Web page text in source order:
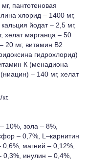
пантотеновая
хлорид – 1400 мг,
йодат – 2,5 мг,
хелат марганца – 50
20 мг, витамин В2
гидрохлорид)
К (менадиона
– 140 мг, хелат
10%, зола – 8%,
– 0,7%, L–карнитин
магний – 0,12%,
инулин – 0,4%,